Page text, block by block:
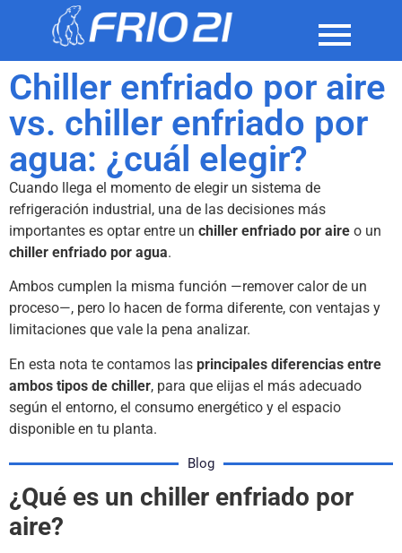
Chiller enfriado por aire
vs. chiller enfriado por
agua: ¿cuál elegir?
Cuando llega el momento de elegir un sistema de
refrigeración industrial, una de las decisiones más
importantes es optar entre un chiller enfriado por aire o un
chiller enfriado por agua.
Ambos cumplen la misma función —remover calor de un
proceso—, pero lo hacen de forma diferente, con ventajas y
limitaciones que vale la pena analizar.
En esta nota te contamos las principales diferencias entre
ambos tipos de chiller, para que elijas el más adecuado
según el entorno, el consumo energético y el espacio
disponible en tu planta.
Blog
¿Qué es un chiller enfriado por
aire?